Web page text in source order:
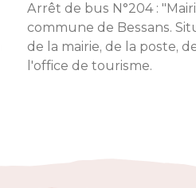
Arrêt de bus N°204 :
commune de Bessans.
de la mairie, de la poste,
l'office de tourisme.